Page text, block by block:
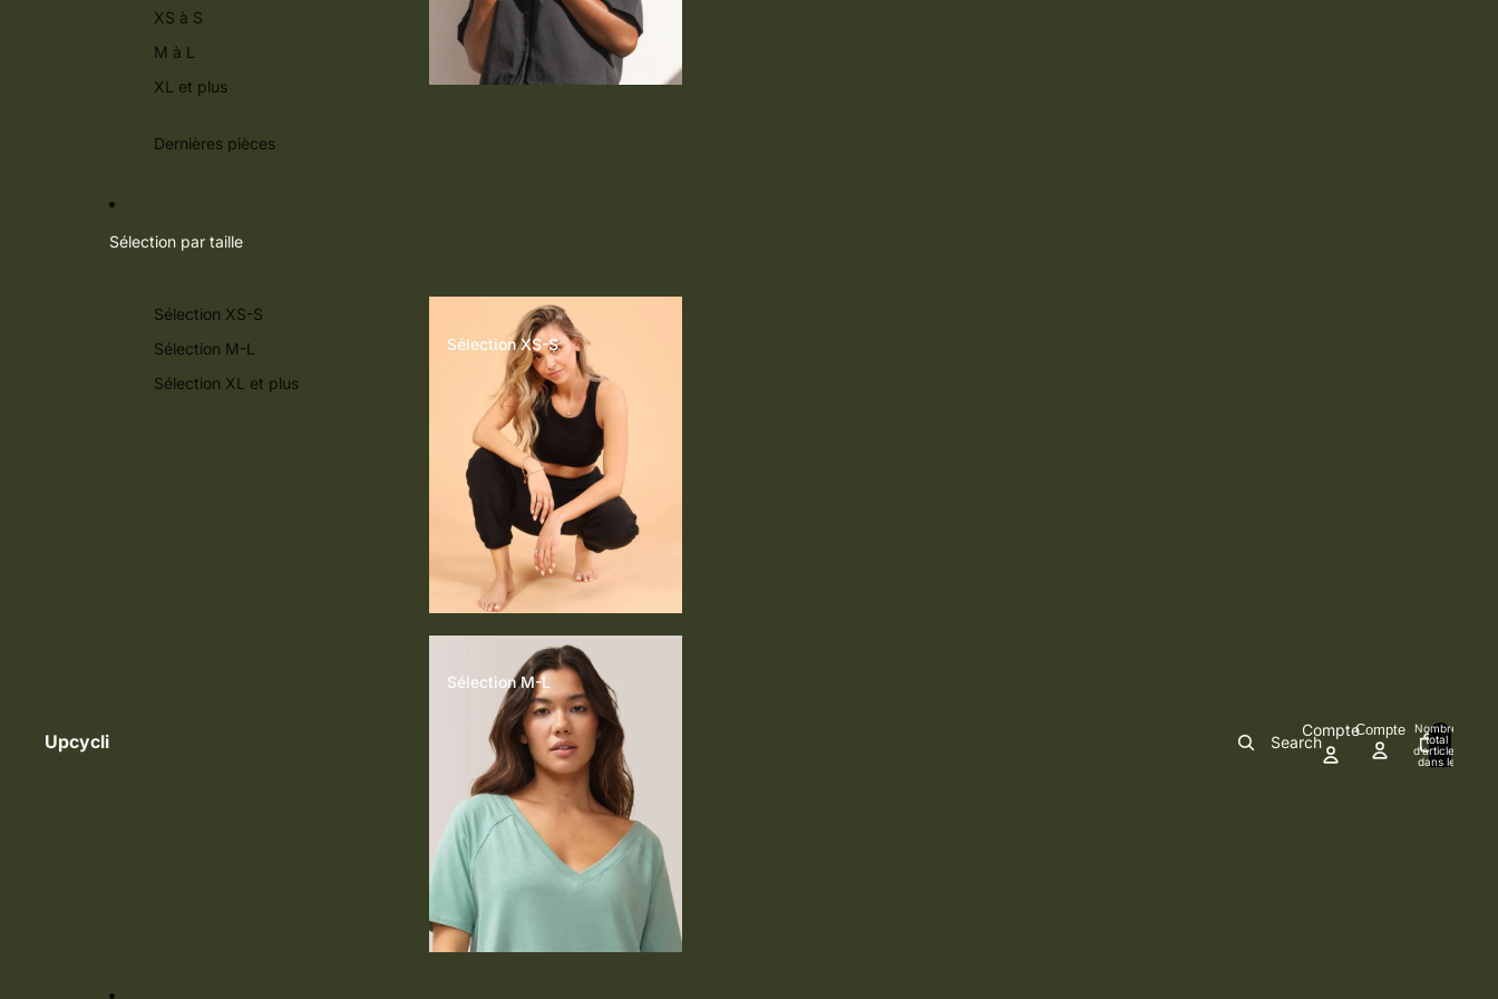
Upcycli
XS à S
M à L
XL et plus
Dernières pièces
Sélection par taille
Sélection XS-S
Sélection M-L
Sélection XL et plus
Sélection XS-S
Sélection M-L
Search
CompteCompte
Nombre
total
d’articles
dans le